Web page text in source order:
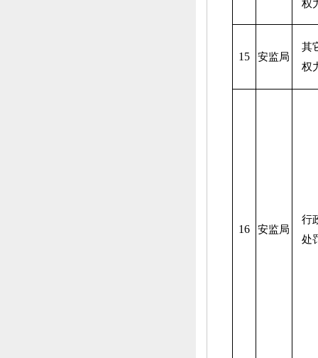
权
15 安监局
其
权
16 安监局
行
处